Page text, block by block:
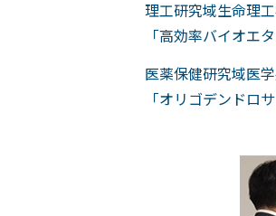
理工研究域生命
「高効率バイオエ
医薬保健研究
「オリゴデンドロ